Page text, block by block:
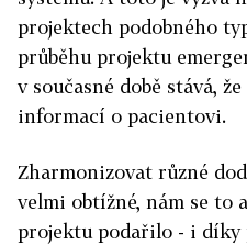
projektech podobného
průběhu projektu
v současné době stává,
informací o pacientovi.
Zharmonizovat různé
velmi obtížné, nám se to
projektu podařilo - i